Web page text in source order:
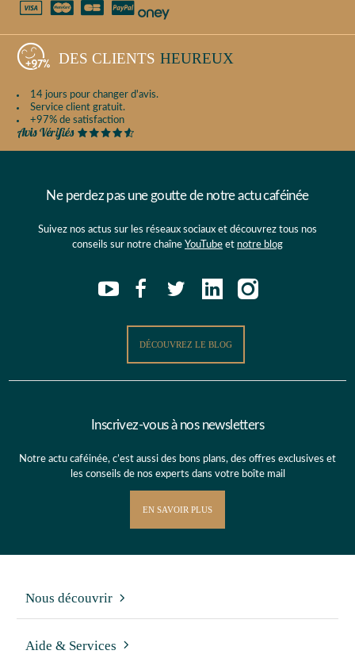
DES CLIENTS HEUREUX
14 jours pour changer d'avis.
Service client gratuit.
+97% de satisfaction
Ne perdez pas une goutte de notre actu caféinée
Suivez nos actus sur les réseaux sociaux et découvrez tous nos
conseils sur notre chaîne YouTube et notre blog
DÉCOUVREZ LE BLOG
Inscrivez-vous à nos newsletters
Notre actu caféinée, c’est aussi des bons plans, des offres exclusives et
les conseils de nos experts dans votre boîte mail
EN SAVOIR PLUS
Nous découvrir
Aide & Services